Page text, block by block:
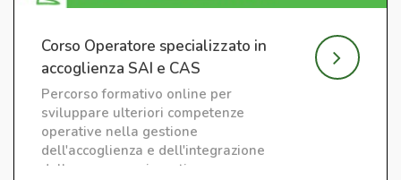
Corso Operatore specializzato in
accoglienza SAI e CAS
Percorso formativo online per
sviluppare ulteriori competenze
operative nella gestione
dell'accoglienza e dell'integrazione
delle persone migranti.